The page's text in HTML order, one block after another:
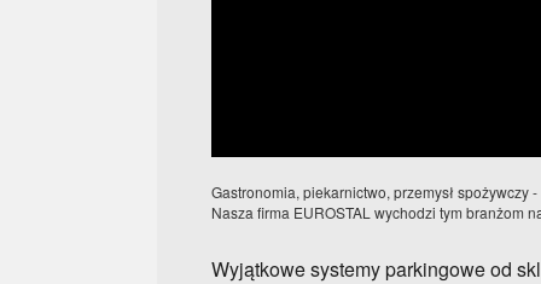
Gastronomia, piekarnictwo, przemysł
Nasza firma EUROSTAL wychodzi tym branżom
Wyjątkowe systemy parkingowe od